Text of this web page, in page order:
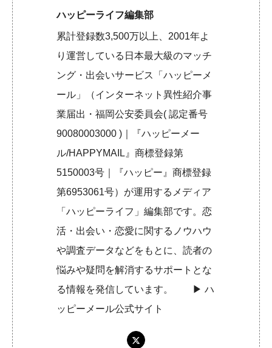
ハッピーライフ編集部
累計登録数3,500万以上、2001年よ
り運営している日本最大級のマッチ
ング・出会いサービス「ハッピーメ
ール」（インターネット異性紹介事
業届出・福岡公安委員会( 認定番号
90080003000 )｜『ハッピーメー
ル/HAPPYMAIL』商標登録第
5150003号｜『ハッピー』商標登録
第6953061号）が運用するメディア
「ハッピーライフ」編集部です。恋
活・出会い・恋愛に関するノウハウ
や調査データなどをもとに、読者の
悩みや疑問を解消するサポートとな
る情報を発信しています。 ▶︎ハ
ッピーメール公式サイト